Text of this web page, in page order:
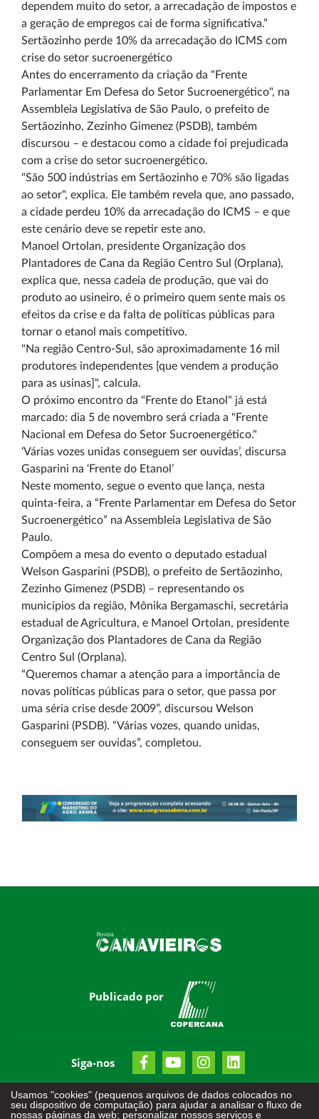
dependem muito do setor, a arrecadação de impostos e
a geração de empregos cai de forma significativa.”
Sertãozinho perde 10% da arrecadação do ICMS com
crise do setor sucroenergético
Antes do encerramento da criação da "Frente
Parlamentar Em Defesa do Setor Sucroenergético", na
Assembleia Legislativa de São Paulo, o prefeito de
Sertãozinho, Zezinho Gimenez (PSDB), também
discursou – e destacou como a cidade foi prejudicada
com a crise do setor sucroenergético.
"São 500 indústrias em Sertãozinho e 70% são ligadas
ao setor", explica. Ele também revela que, ano passado,
a cidade perdeu 10% da arrecadação do ICMS – e que
este cenário deve se repetir este ano.
Manoel Ortolan, presidente Organização dos
Plantadores de Cana da Região Centro Sul (Orplana),
explica que, nessa cadeia de produção, que vai do
produto ao usineiro, é o primeiro quem sente mais os
efeitos da crise e da falta de políticas públicas para
tornar o etanol mais competitivo.
"Na região Centro-Sul, são aproximadamente 16 mil
produtores independentes [que vendem a produção
para as usinas]", calcula.
O próximo encontro da "Frente do Etanol" já está
marcado: dia 5 de novembro será criada a "Frente
Nacional em Defesa do Setor Sucroenergético."
‘Várias vozes unidas conseguem ser ouvidas’, discursa
Gasparini na ‘Frente do Etanol’
Neste momento, segue o evento que lança, nesta
quinta-feira, a “Frente Parlamentar em Defesa do Setor
Sucroenergético” na Assembleia Legislativa de São
Paulo.
Compõem a mesa do evento o deputado estadual
Welson Gasparini (PSDB), o prefeito de Sertãozinho,
Zezinho Gimenez (PSDB) – representando os
municípios da região, Mônika Bergamaschi, secretária
estadual de Agricultura, e Manoel Ortolan, presidente
Organização dos Plantadores de Cana da Região
Centro Sul (Orplana).
“Queremos chamar a atenção para a importância de
novas políticas públicas para o setor, que passa por
uma séria crise desde 2009”, discursou Welson
Gasparini (PSDB). “Várias vozes, quando unidas,
conseguem ser ouvidas”, completou.
Publicado por
Siga-nos
Usamos "cookies" (pequenos arquivos de dados colocados no
seu dispositivo de computação) para ajudar a analisar o fluxo de
nossas páginas da web; personalizar nossos serviços e